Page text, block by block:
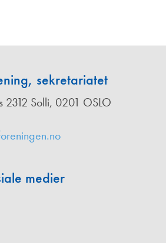
sekretariatet
2312 Solli, 0201 OSLO
medier